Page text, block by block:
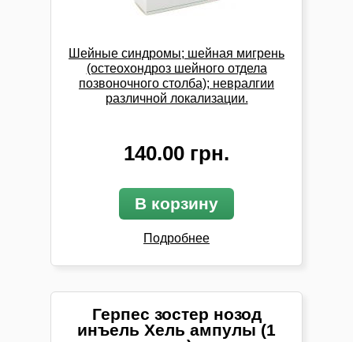
Шейные синдромы; шейная мигрень
(остеохондроз шейного отдела
позвоночного столба); невралгии
различной локализации.
140.00 грн.
В корзину
Подробнее
Герпес зостер нозод
инъель Хель ампулы (1